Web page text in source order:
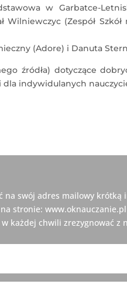
w Garbatce-
Wilniewczyc (Zespół
(Adore) i Danuta
źródła) dotyczące
indywidulanych
na swój adres mailowy krótką
stronie:
każdej chwili zrezygnować z